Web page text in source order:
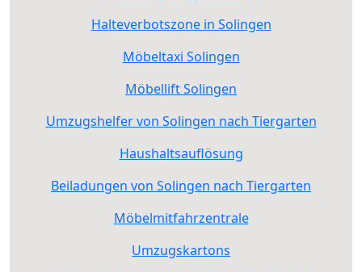
Halteverbotszone in Solingen
Möbeltaxi Solingen
Möbellift Solingen
Umzugshelfer von Solingen nach Tiergarten
Haushaltsauflösung
Beiladungen von Solingen nach Tiergarten
Möbelmitfahrzentrale
Umzugskartons